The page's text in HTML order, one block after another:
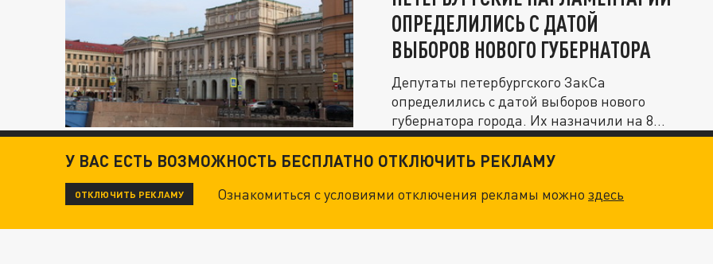
ОПРЕДЕЛИЛИСЬ С ДАТОЙ
ВЫБОРОВ НОВОГО ГУБЕРНАТОРА
Депутаты петербургского ЗакСа
определились с датой выборов нового
губернатора города. Их назначили на 8...
У ВАС ЕСТЬ ВОЗМОЖНОСТЬ БЕСПЛАТНО ОТКЛЮЧИТЬ РЕКЛАМУ
ОТКЛЮЧИТЬ РЕКЛАМУ Ознакомиться с условиями отключения рекламы можноздесь